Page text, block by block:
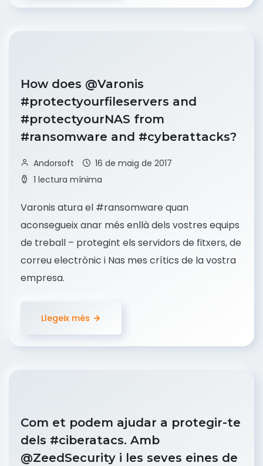
How does @Varonis
#protectyourfileservers and
#protectyourNAS from
#ransomware and #cyberattacks?
Andorsoft
16 de maig de 2017
1 lectura mínima
Varonis atura el #ransomware quan
aconsegueix anar més enllà dels vostres equips
de treball – protegint els servidors de fitxers, de
correu electrònic i Nas mes crítics de la vostra
empresa.
Llegeix més
Com et podem ajudar a protegir-te
dels #ciberatacs. Amb
@ZeedSecurity i les seves eines de